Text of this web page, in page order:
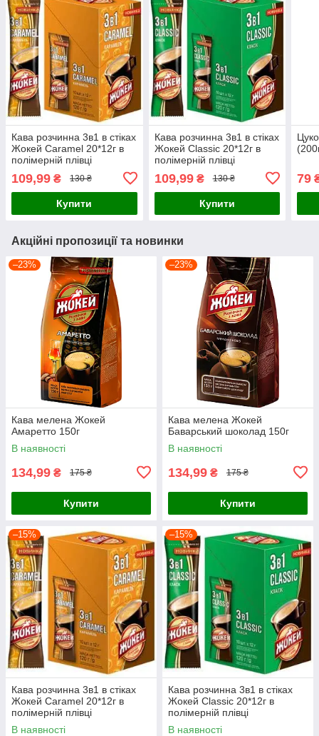
Кава розчинна 3в1 в стіках
Жокей Caramel 20*12г в
полімерній плівці
109,99 ₴ 130 ₴
Купити
Кава розчинна 3в1 в стіках
Жокей Classic 20*12г в
полімерній плівці
109,99₴ 130 ₴
Купити
79
Акційні пропозиції та новинки
–23%
Кава мелена Жокей
Амаретто 150г
В наявності
134,99 ₴ 175 ₴
Купити
–23%
Кава мелена Жокей
Баварський шоколад 150г
В наявності
134,99 ₴ 175 ₴
Купити
–15%
Кава розчинна 3в1 в стіках
Жокей Caramel 20*12г в
полімерній плівці
В наявності
–15%
Кава розчинна 3в1 в стіках
Жокей Classic 20*12г в
полімерній плівці
В наявності